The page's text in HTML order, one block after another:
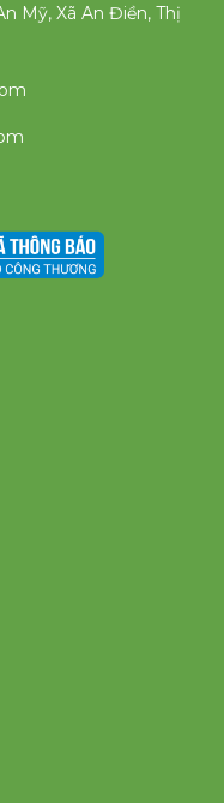
Mỹ, Xã An Điền, Thị